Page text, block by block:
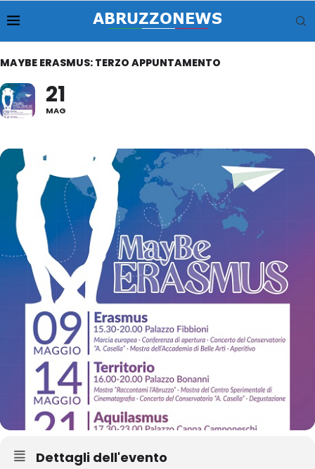
MAYBE ERASMUS: TERZO APPUNTAMENTO
21
MAG
Dettagli dell'evento